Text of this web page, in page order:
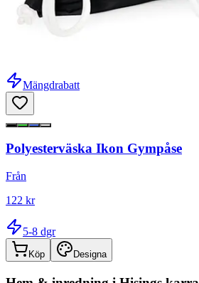
Mängdrabatt
Polyesterväska Ikon Gympåse
Från
122 kr
5-8 dgr
Köp Designa